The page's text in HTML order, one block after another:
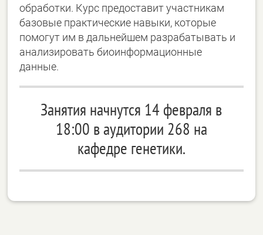
обработки. Курс предоставит участникам
базовые практические навыки, которые
помогут им в дальнейшем разрабатывать и
анализировать биоинформационные
данные.
Занятия начнутся 14 февраля в
18:00 в аудитории 268 на
кафедре генетики.